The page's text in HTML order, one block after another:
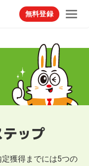
無料登録
ップ
獲得までには5つの